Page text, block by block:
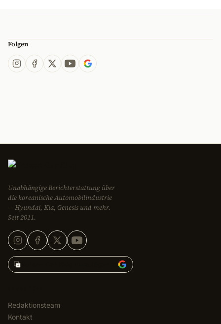
Folgen
Unabhängige Berichterstattung über
die koreanische Automobilindustrie
— Hyundai, Kia, Genesis und mehr.
Seit 2011.
Korean Car Blog hinzufügen zu
Redaktionsteam
Kontakt